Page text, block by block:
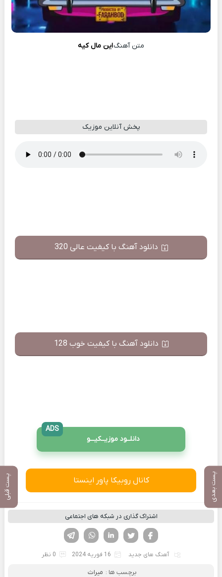
پست بعدی پست قبلی
متن آهنگاین مال کیه
پخش آنلاین موزیک
دانلود آهنگ با کیفیت عالی 320
دانلود آهنگ با کیفیت خوب 128
دانلــود موزیــکیـــو
ADS
کانال روبیکا پاور اینستا
اشتراک گذاری در شبکه های اجتماعی
لینکدین تویتر
فیسوک
آهنگ های جدید 16 فوریه 2024 0 نظر
برچسب ها : میراث